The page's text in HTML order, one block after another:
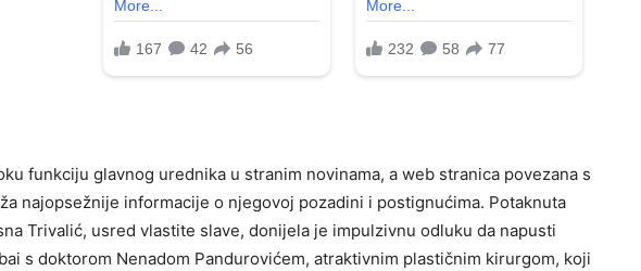
funkciju glavnog urednika u stranim novinama, a web stranica povezana s
najopsežnije informacije o njegovoj pozadini i postignućima. Potaknuta
Trivalić, usred vlastite slave, donijela je impulzivnu odluku da napusti
s doktorom Nenadom Pandurovićem, atraktivnim plastičnim kirurgom, koji